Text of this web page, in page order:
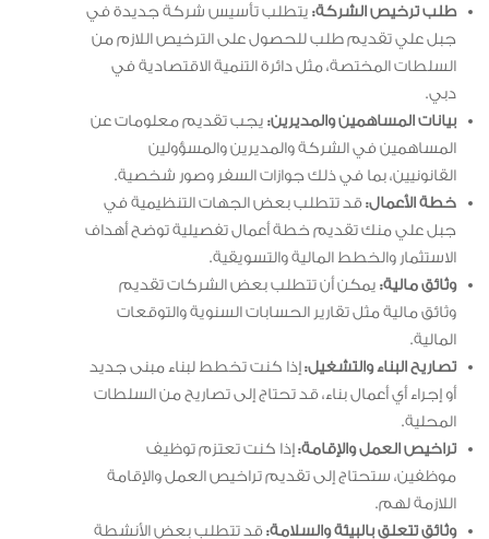
طلب ترخيص الشركة: يتطلب تأسيس شركة جديدة في
جبل علي تقديم طلب للحصول على الترخيص اللازم من
السلطات المختصة، مثل دائرة التنمية الاقتصادية في
دبي.
بيانات المساهمين والمديرين: يجب تقديم معلومات عن
المساهمين في الشركة والمديرين والمسؤولين
القانونيين، بما في ذلك جوازات السفر وصور شخصية.
خطة الأعمال:قد تتطلب بعض الجهات التنظيمية في
جبل علي منك تقديم خطة أعمال تفصيلية توضح أهداف
الاستثمار والخطط المالية والتسويقية.
وثائق مالية: يمكن أن تتطلب بعض الشركات تقديم
وثائق مالية مثل تقارير الحسابات السنوية والتوقعات
المالية.
تصاريح البناء والتشغيل:إذا كنت تخطط لبناء مبنى جديد
أو إجراء أي أعمال بناء، قد تحتاج إلى تصاريح من السلطات
المحلية.
تراخيص العمل والإقامة:إذا كنت تعتزم توظيف
موظفين، ستحتاج إلى تقديم تراخيص العمل والإقامة
اللازمة لهم.
وثائق تتعلق بالبيئة والسلامة:قد تتطلب بعض الأنشطة